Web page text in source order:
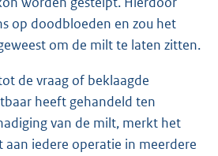
op doodbloeden en zou het
om de milt te laten zitten.
de vraag of beklaagde
heeft gehandeld ten
van de milt, merkt het
aan iedere operatie in meerdere